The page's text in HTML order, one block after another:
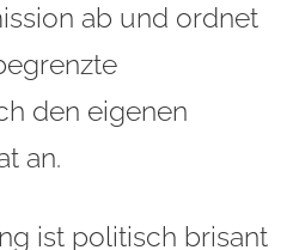
ab und ordnet
den eigenen
an.
ist politisch brisant